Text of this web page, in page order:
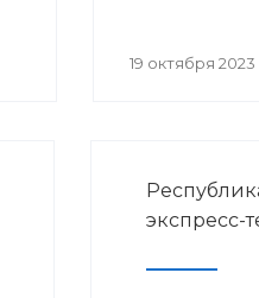
19 октября 2023
экспресс-